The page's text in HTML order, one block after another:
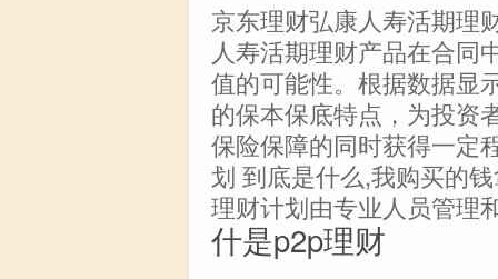
京东理财弘康人寿活期理
人寿活期理财产品在合同
值的可能性。根据数据显
的保本保底特点，为投资
保险保障的同时获得一定
划 到底是什么,我购买的
理财计划由专业人员管理
什是p2p理财